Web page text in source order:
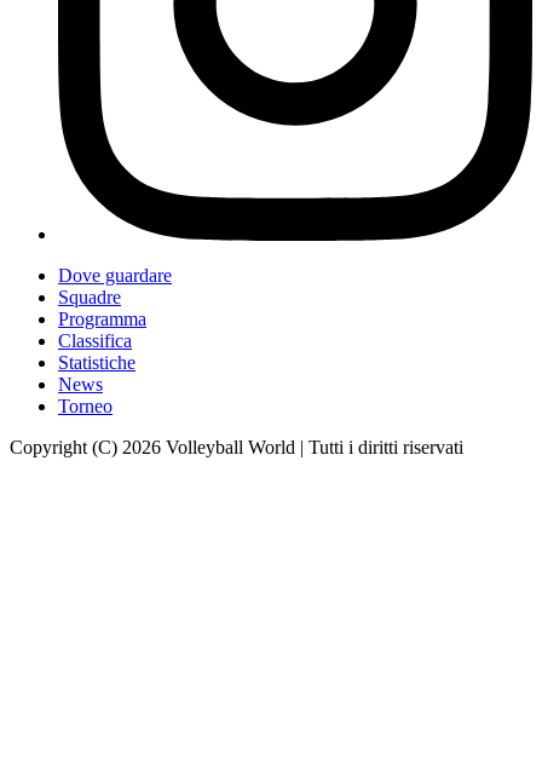
Dove guardare
Squadre
Programma
Classifica
Statistiche
News
Torneo
Copyright (C) 2026 Volleyball World | Tutti i diritti riservati